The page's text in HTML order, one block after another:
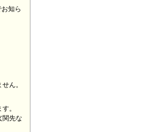
知ら
ん。
。
関先な